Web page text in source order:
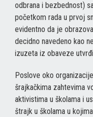
odbrana i bezbednost)
početkom rada u prvoj
evidentno da je
decidno navedeno kao
izuzeta iz obaveze
Poslove oko
šrajkačkima zahtevima
aktivistima u školama i
štrajk u školama u